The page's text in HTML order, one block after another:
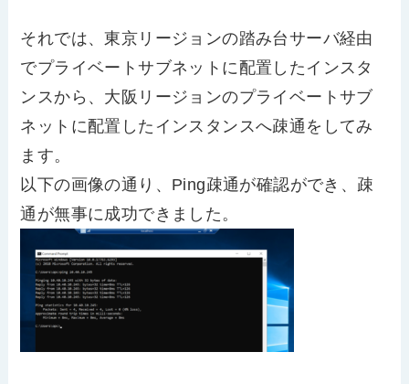
それでは、東京リージョンの踏み台サーバ経由
でプライベートサブネットに配置したインスタ
ンスから、大阪リージョンのプライベートサブ
ネットに配置したインスタンスへ疎通をしてみ
ます。
以下の画像の通り、Ping疎通が確認ができ、疎
通が無事に成功できました。